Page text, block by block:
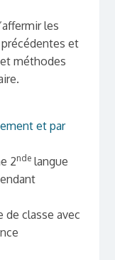
les
et
méthodes
et par
2ndelangue
de classe avec